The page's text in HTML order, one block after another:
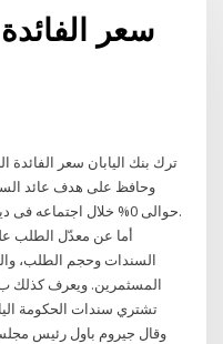
سعر
وحافظ على هدف عائد
حوالى 0% خلال اجتماعه فى ديسمبر بأغلبية 8 أصوات مقابل صوت واحد.
أما عن معدّل الطلب
السندات وحجم الطلب،
المسثمرين. ﻭﻳﻌﺮﻑ ﻛﺬﻟﻚ ﺏـ
تشتري سندات الحكومة